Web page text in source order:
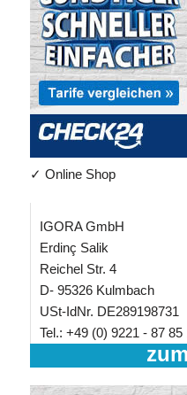
✓ Online Shop
IGORA GmbH
Erdinç Salik
Reichel Str. 4
D- 95326 Kulmbach
USt-IdNr. DE289198731
Tel.: +49 (0) 9221 - 87 85